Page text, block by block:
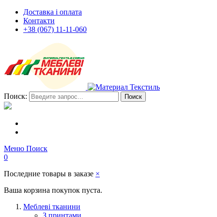
Доставка і оплата
Контакти
+38 (067) 11-11-060
Поиск: Поиск
Меню Поиск
0
Последние товары в заказе ×
Ваша корзина покупок пуста.
Меблеві тканини
З принтами